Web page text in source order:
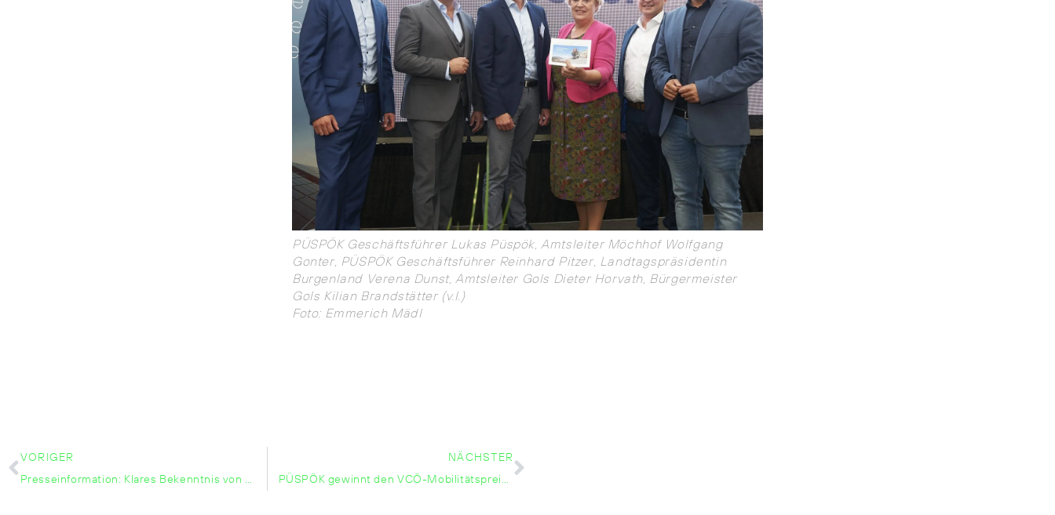
PÜSPÖK Geschäftsführer Lukas Püspök, Amtsleiter Möchhof Wolfgang
Gonter, PÜSPÖK Geschäftsführer Reinhard Pitzer, Landtagspräsidentin
Burgenland Verena Dunst, Amtsleiter Gols Dieter Horvath, Bürgermeister
Gols Kilian Brandstätter (v.l.)
Foto: Emmerich Mädl
VORIGER
Presseinformation: Klares Bekenntnis von Mikl-Leitner und Pernkopf zu Beschleunigung des Ausbaus Erneuerbarer Energien ist Meilenstein für Niederösterreich
NÄCHSTER
PÜSPÖK gewinnt den VCÖ-Mobilitätspreis 2022 im Burgenland